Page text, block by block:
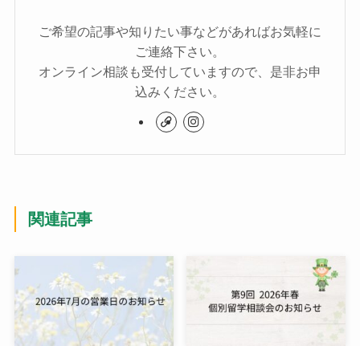
ご希望の記事や知りたい事などがあればお気軽に
ご連絡下さい。
オンライン相談も受付していますので、是非お申
込みください。
関連記事